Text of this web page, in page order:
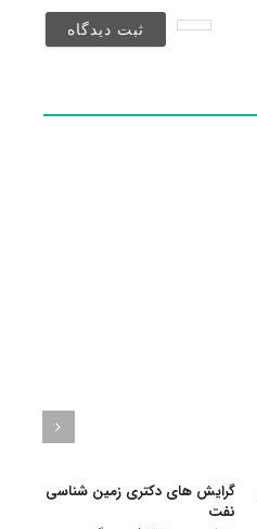
گرایش های دکتری زمین شناسی
ﻧﻔﺖ